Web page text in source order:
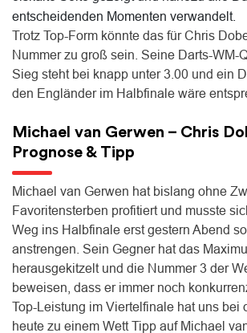
entscheidenden Momenten verwandelt.
Trotz Top-Form könnte das für Chris
Nummer zu groß sein. Seine Darts-WM-
Sieg steht bei knapp unter 3.00 und ein
den Engländer im Halbfinale wäre
Michael van Gerwen – Chris
Prognose & Tipp
Michael van Gerwen hat bislang ohne
Favoritensterben profitiert und musste
Weg ins Halbfinale erst gestern Abend
anstrengen. Sein Gegner hat das
herausgekitzelt und die Nummer 3 der
beweisen, dass er immer noch
Top-Leistung im Viertelfinale hat uns bei
heute zu einem Wett Tipp auf Michael